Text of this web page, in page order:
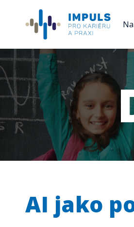
AI jako